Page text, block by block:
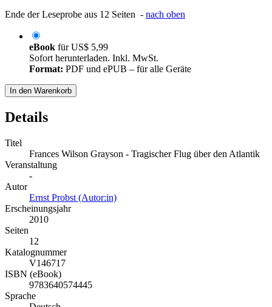
Ende der Leseprobe aus 12 Seiten - nach oben
eBook fürUS$ 5,99
Sofort herunterladen. Inkl. MwSt.
Format: PDF und ePUB – für alle Geräte
In den Warenkorb
Details
Titel
Frances Wilson Grayson - Tragischer Flug über den Atlantik
Veranstaltung
-
Autor
Ernst Probst (Autor:in)
Erscheinungsjahr
2010
Seiten
12
Katalognummer
V146717
ISBN (eBook)
9783640574445
Sprache